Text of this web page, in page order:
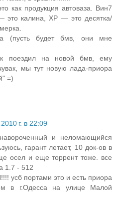
как продукция автоваза. Вин7
это калина, ХР — это десятка/
(пусть будет бмв, они мне
поездил на новой бмв, ему
мы тут новую лада-приора
=)
г. в 22:09
и неломающийся
гарант летает, 10 док-ов в
осел и еще торрент тоже. все
1.7 - 512
усб портами это и есть приора
в г.Одесса на улице Малой